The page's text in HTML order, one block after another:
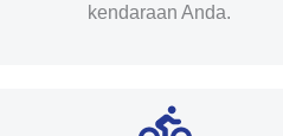
kendaraan Anda.